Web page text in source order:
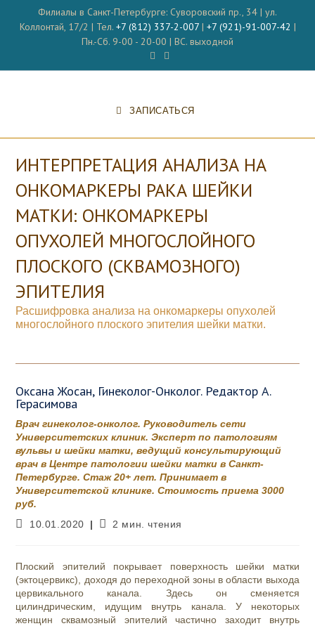
содержимому
Филиалы в Санкт-Петербурге: Суворовский пр., 34 | ул.
Коллонтай, 17/2 | Тел. +7 (812) 337-2-007| +7 (921)-91-007-42 |
Пн.-Сб. 9-00 - 20-00 | ВС. выходной
ЗАПИСАТЬСЯ
ИНТЕРПРЕТАЦИЯ АНАЛИЗА НА
ОНКОМАРКЕРЫ РАКА ШЕЙКИ
МАТКИ: ОНКОМАРКЕРЫ
ОПУХОЛЕЙ МНОГОСЛОЙНОГО
ПЛОСКОГО (СКВАМОЗНОГО)
ЭПИТЕЛИЯ
Расшифровка анализа на онкомаркеры опухолей
многослойного плоского эпителия шейки матки.
Оксана Жосан, Гинеколог-Онколог. Редактор А.
Герасимова
Врач гинеколог-онколог. Руководитель сети
Университетских клиник. Эксперт по патологиям
вульвы и шейки матки, ведущий консультирующий
врач в Центре патологии шейки матки в Санкт-
Петербурге. Стаж 20+ лет. Принимает в
Университетской клинике. Стоимость приема 3000
руб.
Запись
10.01.2020
Время
2 мин. чтения
Плоский эпителий покрывает поверхность шейки матки
(эктоцервикс), доходя до переходной зоны в области выхода
цервикального канала. Здесь он сменяется
цилиндрическим, идущим внутрь канала. У некоторых
женщин сквамозный эпителий частично заходит внутрь